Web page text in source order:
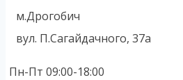
м.Дрогобич
вул. П.Сагайдачного, 37а
Пн-Пт 09:00-18:00